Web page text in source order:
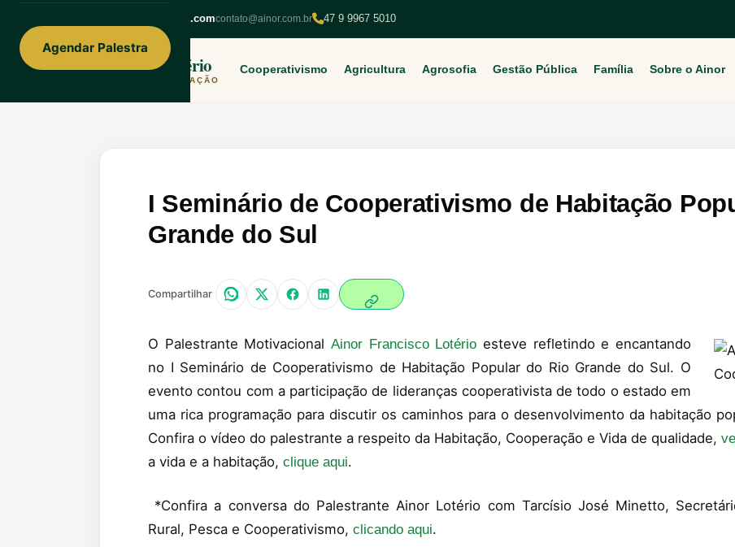
ainorfloterio@gmail.comcontato@ainor.com.br 47 9 9967 5010
Ainor Lotério
MENTE & CORAÇÃO
Cooperativismo Agricultura Agrosofia Gestão Pública Família Sobre o Ainor
Agendar Palestra
I Seminário de Cooperativismo de Habitação
Grande do Sul
Compartilhar
O Palestrante Motivacional Ainor Francisco Lotério esteve refletindo e encantando
no I Seminário de Cooperativismo de Habitação Popular do Rio Grande do Sul. O
evento contou com a participação de lideranças cooperativista de todo o estado em
uma rica programação para discutir os caminhos para o desenvolvimento da habitação
Confira o vídeo do palestrante a respeito da Habitação, Cooperação e Vida de qualidade,
a vida e a habitação, clique aqui.
*Confira a conversa do Palestrante Ainor Lotério com Tarcísio José Minetto,
Rural, Pesca e Cooperativismo, clicando aqui.